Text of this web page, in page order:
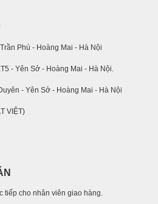
Phú - Hoàng Mai - Hà Nội
- Yên Sở - Hoàng Mai - Hà Nội.
- Yên Sở - Hoàng Mai - Hà Nội
VIỆT)
tiếp cho nhân viên giao hàng.